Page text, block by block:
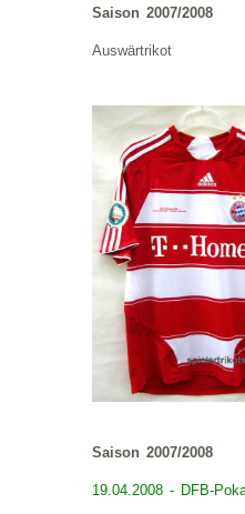
Saison 2007/2008
Auswärtrikot
Saison 2007/2008
19.04.2008 - DFB-